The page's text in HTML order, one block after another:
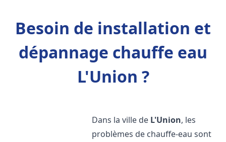
Besoin de installation et
dépannage chauffe eau
L'Union ?
Dans la ville de L'Union, les
problèmes de chauffe-eau sont